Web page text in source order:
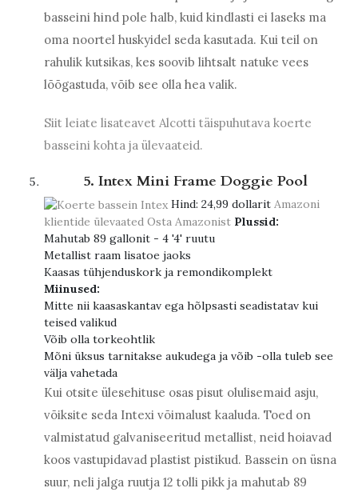
basseini hind pole halb, kuid kindlasti ei laseks ma
oma noortel huskyidel seda kasutada. Kui teil on
rahulik kutsikas, kes soovib lihtsalt natuke vees
lõõgastuda, võib see olla hea valik.
Siit leiate lisateavet Alcotti täispuhutava koerte
basseini kohta ja ülevaateid.
5. Intex Mini Frame Doggie Pool
Hind: 24,99 dollarit Amazoni
klientide ülevaated Osta Amazonist Plussid:
Mahutab 89 gallonit - 4 '4' ruutu
Metallist raam lisatoe jaoks
Kaasas tühjenduskork ja remondikomplekt
Miinused:
Mitte nii kaasaskantav ega hõlpsasti seadistatav kui
teised valikud
Võib olla torkeohtlik
Mõni üksus tarnitakse aukudega ja võib -olla tuleb see
välja vahetada
Kui otsite ülesehituse osas pisut olulisemaid asju,
võiksite seda Intexi võimalust kaaluda. Toed on
valmistatud galvaniseeritud metallist, neid hoiavad
koos vastupidavad plastist pistikud. Bassein on üsna
suur, neli jalga ruutja 12 tolli pikk ja mahutab 89